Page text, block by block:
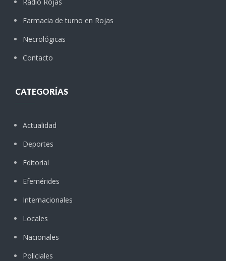
Farmacia de turno en Rojas
Necrológicas
Contacto
CATEGORÍAS
Actualidad
Deportes
Editorial
Efemérides
Internacionales
Locales
Nacionales
Policiales